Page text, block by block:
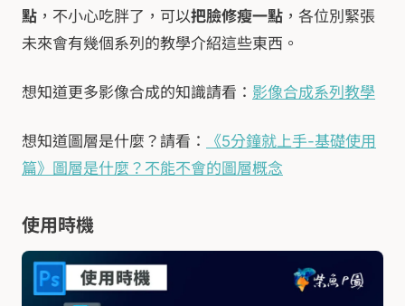
點 ，不小心吃胖了，可以把臉修瘦一點 ，各位別緊張
未來會有幾個系列的教學介紹這些東西。
想知道更多影像合成的知識請看： 影像合成系列教學
想知道圖層是什麼？請看：
《5分鐘就上手-基礎使用
篇》圖層是什麼？不能不會的圖層概念
使用時機